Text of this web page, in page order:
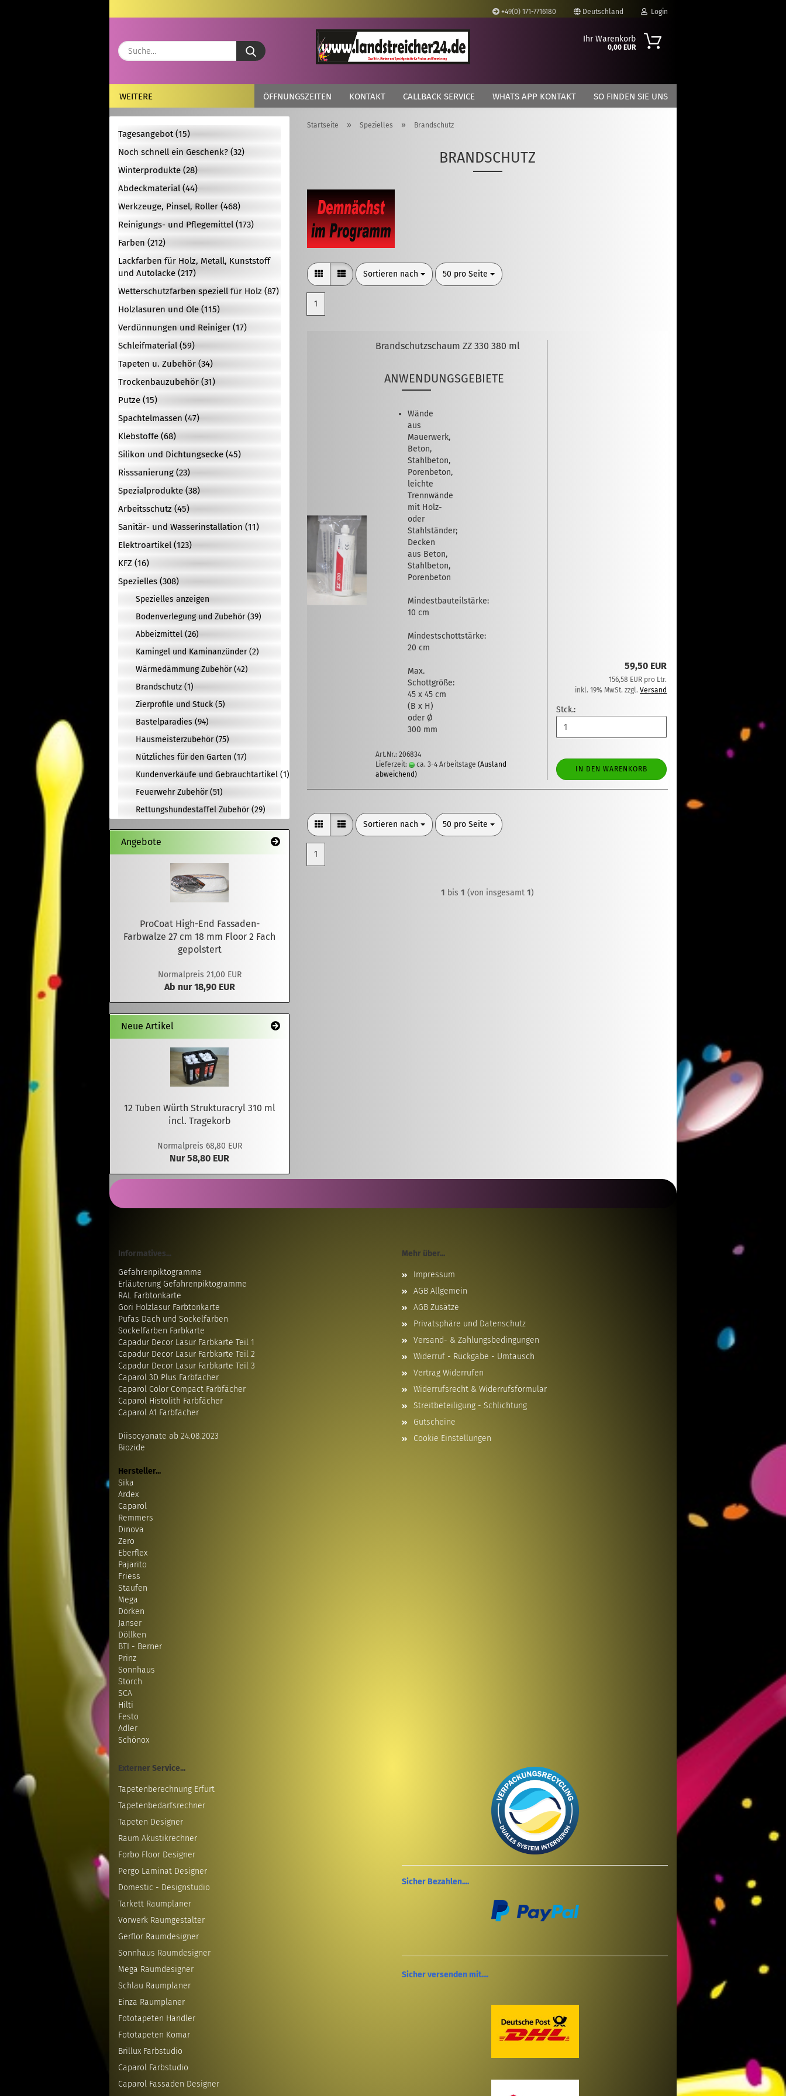
+49(0) 171-7716180 Deutschland
Lieferland
Login
Passwort
Suche...
Ihr Warenkorb
0,00 EUR
ÖFFNUNGSZEITEN KONTAKT CALLBACK SERVICE WHATS APP KONTAKT SO FINDEN SIE UNS
WEITERE
Startseite » Spezielles » Brandschutz
BRANDSCHUTZ
Sortieren nach
Sortieren nach 50 pro Seite
pro Seite
1
Brandschutzschaum ZZ 330 380 ml
ANWENDUNGSGEBIETE
Wände
aus
Mauerwerk,
Beton,
Stahlbeton,
Porenbeton,
leichte
Trennwände
mit Holz-
oder
Stahlständer;
Decken
aus Beton,
Stahlbeton,
Porenbeton
Mindestbauteilstärke:
10 cm
Mindestschottstärke:
20 cm
Max.
Schottgröße:
45 x 45 cm
(B x H)
oder Ø
300 mm
Art.Nr.: 206834
Lieferzeit:
ca. 3-4 Arbeitstage (Ausland
abweichend)
59,50 EUR
156,58 EUR pro Ltr.
inkl. 19% MwSt. zzgl.Versand
Stck.:
IN DEN WARENKORB
Sortieren nach
Sortieren nach 50 pro Seite
pro Seite
1
1 bis1 (von insgesamt1)
Tagesangebot (15)
Noch schnell ein Geschenk? (32)
Winterprodukte (28)
Abdeckmaterial (44)
Werkzeuge, Pinsel, Roller (468)
Reinigungs- und Pflegemittel (173)
Farben (212)
Lackfarben für Holz, Metall, Kunststoff
und Autolacke (217)
Wetterschutzfarben speziell für Holz (87)
Holzlasuren und Öle (115)
Verdünnungen und Reiniger (17)
Schleifmaterial (59)
Tapeten u. Zubehör (34)
Trockenbauzubehör (31)
Putze (15)
Spachtelmassen (47)
Klebstoffe (68)
Silikon und Dichtungsecke (45)
Risssanierung (23)
Spezialprodukte (38)
Arbeitsschutz (45)
Sanitär- und Wasserinstallation (11)
Elektroartikel (123)
KFZ (16)
Spezielles (308)
Spezielles anzeigen
Bodenverlegung und Zubehör (39)
Abbeizmittel (26)
Kamingel und Kaminanzünder (2)
Wärmedämmung Zubehör (42)
Brandschutz (1)
Zierprofile und Stuck (5)
Bastelparadies (94)
Hausmeisterzubehör (75)
Nützliches für den Garten (17)
Kundenverkäufe und Gebrauchtartikel (1)
Feuerwehr Zubehör (51)
Rettungshundestaffel Zubehör (29)
Angebote
ProCoat High-End Fassaden-
Farbwalze 27 cm 18 mm Floor 2 Fach
gepolstert
Normalpreis 21,00 EUR
Ab nur 18,90 EUR
Neue Artikel
12 Tuben Würth Strukturacryl 310 ml
incl. Tragekorb
Normalpreis 68,80 EUR
Nur 58,80 EUR
Informatives...
Gefahrenpiktogramme
Erläuterung Gefahrenpiktogramme
RAL Farbtonkarte
Gori Holzlasur Farbtonkarte
Pufas Dach und Sockelfarben
Sockelfarben Farbkarte
Capadur Decor Lasur Farbkarte Teil 1
Capadur Decor Lasur Farbkarte Teil 2
Capadur Decor Lasur Farbkarte Teil 3
Caparol 3D Plus Farbfächer
Caparol Color Compact Farbfächer
Caparol Histolith Farbfächer
Caparol A1 Farbfächer
Diisocyanate ab 24.08.2023
Biozide
Hersteller...
Sika
Ardex
Caparol
Remmers
Dinova
Zero
Eberflex
Pajarito
Friess
Staufen
Mega
Dörken
Janser
Döllken
BTI - Berner
Prinz
Sonnhaus
Storch
SCA
Hilti
Festo
Adler
Schönox
Mehr über...
Impressum
AGB Allgemein
AGB Zusätze
Privatsphäre und Datenschutz
Versand- & Zahlungsbedingungen
Widerruf - Rückgabe - Umtausch
Vertrag Widerrufen
Widerrufsrecht & Widerrufsformular
Streitbeteiligung - Schlichtung
Gutscheine
Cookie Einstellungen
Externer Service...
Tapetenberechnung Erfurt
Tapetenbedarfsrechner
Tapeten Designer
Raum Akustikrechner
Forbo Floor Designer
Pergo Laminat Designer
Domestic - Designstudio
Tarkett Raumplaner
Vorwerk Raumgestalter
Gerflor Raumdesigner
Sonnhaus Raumdesigner
Mega Raumdesigner
Schlau Raumplaner
Einza Raumplaner
Fototapeten Händler
Fototapeten Komar
Brillux Farbstudio
Caparol Farbstudio
Caparol Fassaden Designer
Sicher Bezahlen....
Sicher versenden mit....